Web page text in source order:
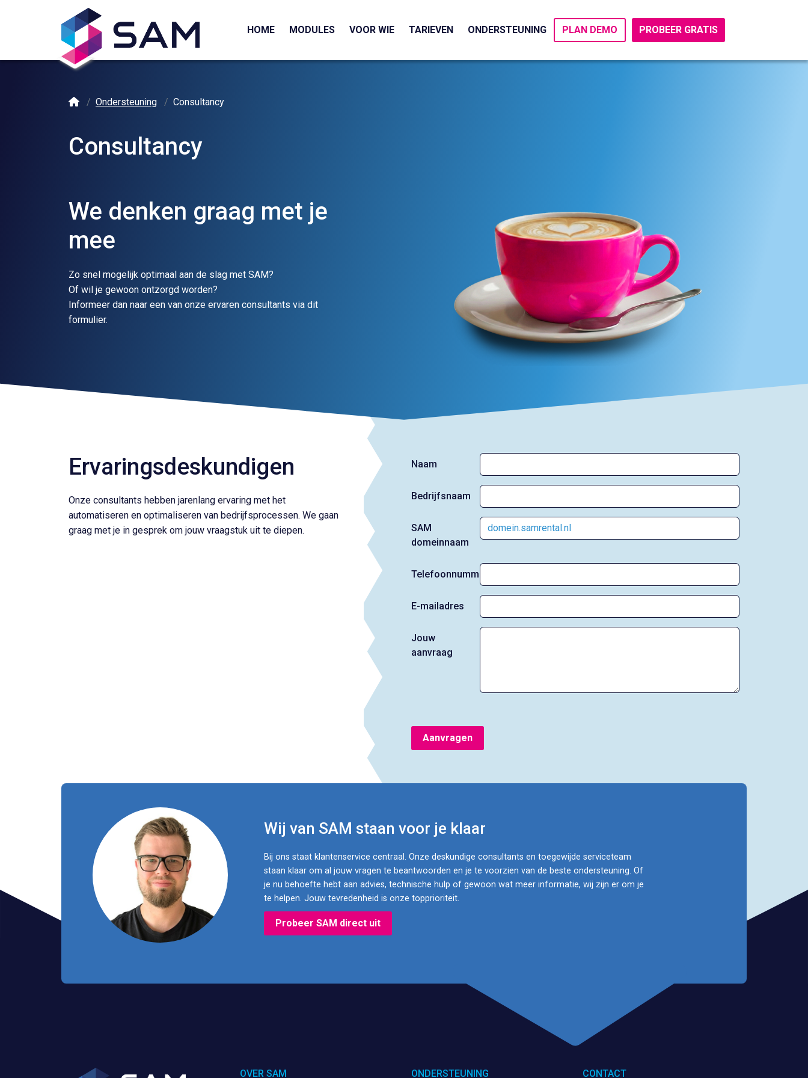
HOME MODULES VOOR WIE TARIEVEN ONDERSTEUNING PLAN DEMO PROBEER GRATIS
Ondersteuning Consultancy
Consultancy
We denken graag met je
mee
Zo snel mogelijk optimaal aan de slag met SAM?
Of wil je gewoon ontzorgd worden?
Informeer dan naar een van onze ervaren consultants via dit
formulier.
Ervaringsdeskundigen
Onze consultants hebben jarenlang ervaring met het
automatiseren en optimaliseren van bedrijfsprocessen. We gaan
graag met je in gesprek om jouw vraagstuk uit te diepen.
Naam
Bedrijfsnaam
SAM
domeinnaam
Telefoonnummer
E-mailadres
Jouw
aanvraag
Aanvragen
Wij van SAM staan voor je klaar
Bij ons staat klantenservice centraal. Onze deskundige consultants en toegewijde serviceteam
staan klaar om al jouw vragen te beantwoorden en je te voorzien van de beste ondersteuning. Of
je nu behoefte hebt aan advies, technische hulp of gewoon wat meer informatie, wij zijn er om je
te helpen. Jouw tevredenheid is onze topprioriteit.
Probeer SAM direct uit
OVER SAM ONDERSTEUNING CONTACT